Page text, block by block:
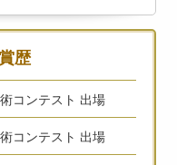
歴
コンテスト 出場
コンテスト 出場